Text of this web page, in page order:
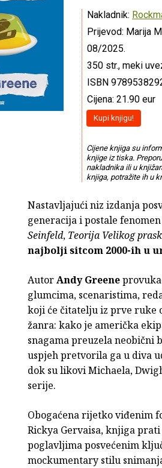
Nakladnik:
Prijevod: Marija
08/2025.
350 str., meki
ISBN
Cijena: 21.90 eur
Kupi knjigu!
Cijene knjiga su
knjige iz tiska.
nakladnika ili u
knjiga, potražite ih u
Nastavljajući niz izdanja
generacija i postale
Seinfeld, Teorija Velikog
najbolji sitcom 2000-ih u
AutorAndy Greene
glumcima, scenaristima,
koji će čitatelju iz prve ruke
žanra: kako je američka
snagama preuzela
uspjeh pretvorila ga u diva
dok su likovi Michaela,
serije.
Obogaćena rijetko viđenim
Rickya Gervaisa, knjiga
poglavljima posvećenim
mockumentary stilu